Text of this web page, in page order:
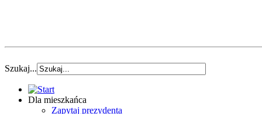
Szukaj...
Dla mieszkańca
Zapytaj prezydenta